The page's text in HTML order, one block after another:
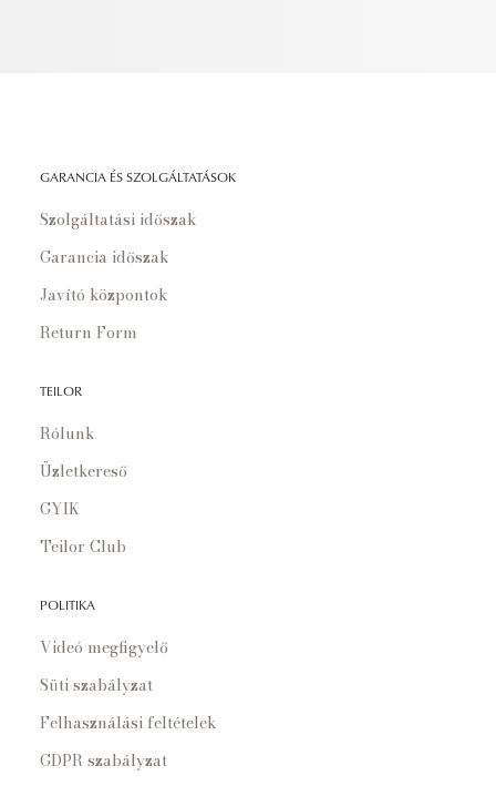
GARANCIA ÉS SZOLGÁLTATÁSOK
Szolgáltatási időszak
Garancia időszak
Javító központok
Return Form
TEILOR
Rólunk
Üzletkereső
GYIK
Teilor Club
POLITIKA
Videó megfigyelő
Süti szabályzat
Felhasználási feltételek
GDPR szabályzat